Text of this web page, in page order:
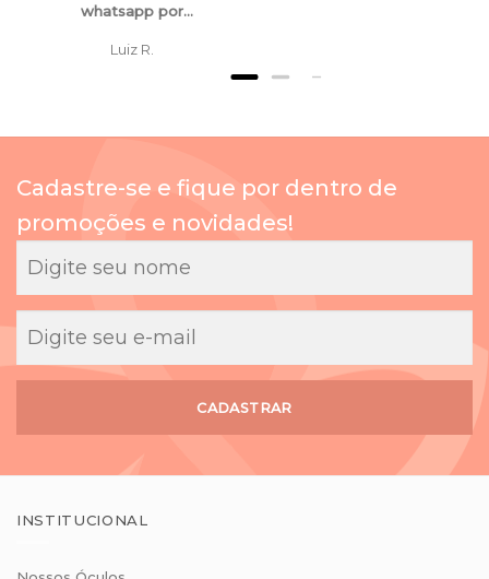
whatsapp por
atenciosos e
mesmo para
compras.
Luiz R.
Cadastre-se e fique por dentro de
promoções e novidades!
CADASTRAR
INSTITUCIONAL